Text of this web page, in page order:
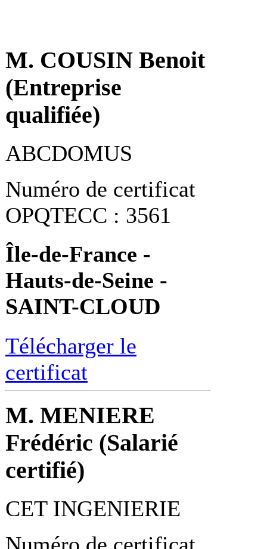
M. COUSIN Benoit
(Entreprise
qualifiée)
ABCDOMUS
Numéro de certificat
OPQTECC : 3561
Île-de-France -
Hauts-de-Seine -
SAINT-CLOUD
Télécharger le
certificat
M. MENIERE
Frédéric (Salarié
certifié)
CET INGENIERIE